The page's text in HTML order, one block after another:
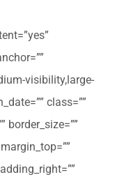
visibility,large-
class=””
border_size=””